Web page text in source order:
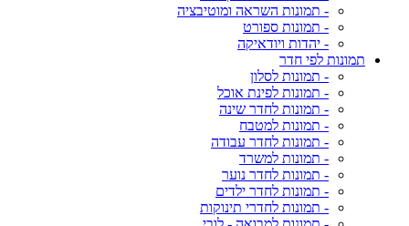
- תמונות השראה ומוטיבציה
- תמונות ספורט
- יהדות ויודאיקה
תמונות לפי חדר
- תמונות לסלון
- תמונות לפינת אוכל
- תמונות לחדר שינה
- תמונות למטבח
- תמונות לחדר עבודה
- תמונות למשרד
- תמונות לחדר נוער
- תמונות לחדר ילדים
- תמונות לחדרי תינוקות